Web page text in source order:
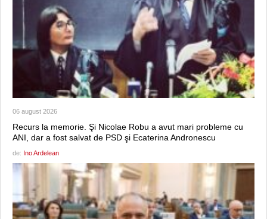
06 august 2026
Recurs la memorie. Şi Nicolae Robu a avut mari probleme cu
ANI, dar a fost salvat de PSD şi Ecaterina Andronescu
de: Ino Ardelean